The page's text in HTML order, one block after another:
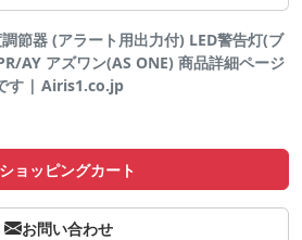
節器 (アラート用出力付) LED警告灯(ブ
AY アズワン(AS ONE) 商品詳細ページ
す | Airis1.co.jp
ショッピングカート
お問い合わせ